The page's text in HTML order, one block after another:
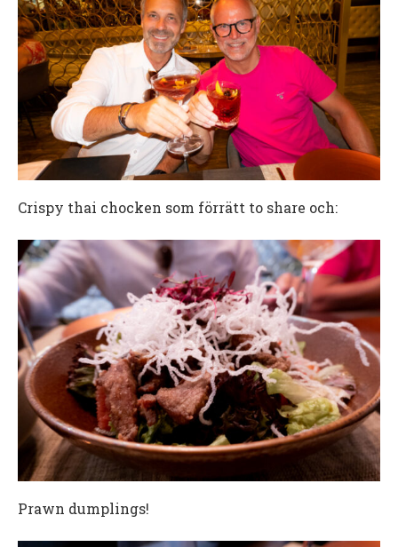
Crispy thai chocken som förrätt to share och:
Prawn dumplings!